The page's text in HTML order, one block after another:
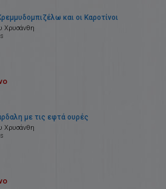
και οι Καροτίνοι
Χρυσάνθη
με τις εφτά ουρές
Χρυσάνθη